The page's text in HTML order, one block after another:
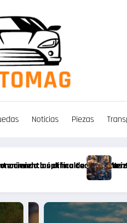
Noticias Piezas
de aceite grupo Sofim
Ahorre en piezas N7